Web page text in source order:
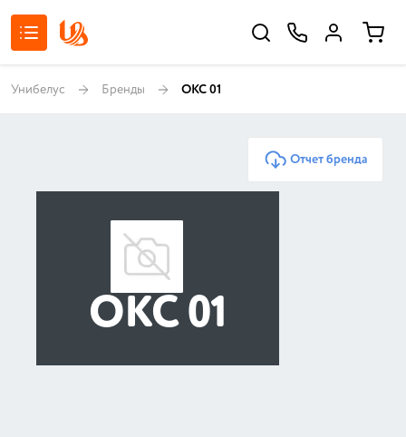
Унибелус Бренды ОКС 01
Отчет бренда
ОКС 01